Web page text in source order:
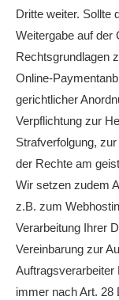
Dritte weiter. Sollte
Weitergabe auf der
Rechtsgrundlagen
Online-
gerichtlicher
Verpflichtung zur
Strafverfolgung,
der Rechte am
Wir setzen zudem
z.B. zum
Verarbeitung Ihrer
Vereinbarung zur
Auftragsverarbeiter
immer nach Art. 28